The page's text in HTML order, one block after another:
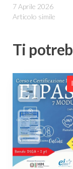
7 Aprile 2026
Articolo simile
Ti